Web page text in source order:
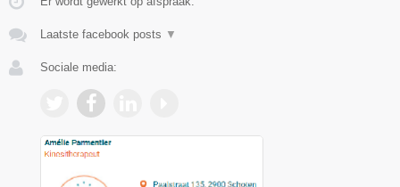
Laatste facebook posts ▼
Sociale media: